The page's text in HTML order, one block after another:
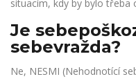
situacím, kdy by bylo třeba
Je
sebevražda?
Ne, NESMI (Nehodnotící